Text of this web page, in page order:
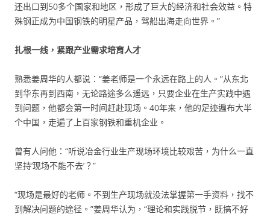
还出口到50多个国家和地区，形成了巨大的经济和社会效益。特
殊钢正成为中国钢铁的明星产品，驾船出海走向世界。”
扎根一线，紧跟产业需求培育人才
熟悉姜周华的人都说：“姜老师是一个永远在路上的人。”从东北
到华东再到西南，无论路途多么遥远，只要企业在生产实践中遇
到问题，他都会第一时间赶赴现场。40年来，他的足迹遍布大半
个中国，走遍了上百家钢铁和重机企业。
曾有人问他：“听说冶金行业生产现场环境比较艰苦，为什么一直
坚持‘现场不能不去’？”
“现场是最好的老师。不到生产现场就没法掌握第一手资料，找不
到解决问题的途径。”姜周华认为，“理论和实践脱节，既搞不好